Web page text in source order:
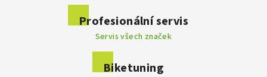
Profesionální servis
Servis všech značek
Biketuning